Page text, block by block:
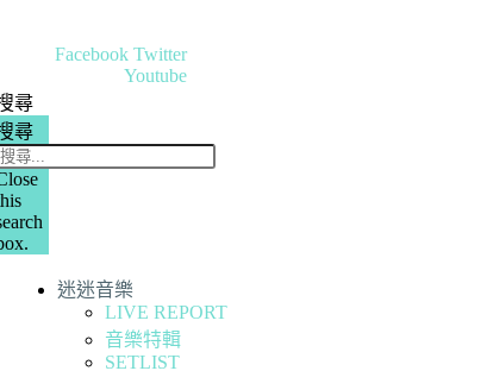
Facebook Twitter
Youtube
尋
尋
迷迷音樂
LIVE REPORT
音樂特輯
SETLIST